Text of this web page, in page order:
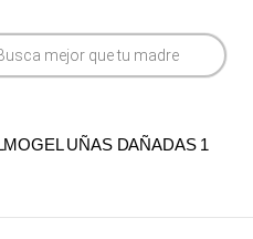
UÑAS DAÑADAS 1